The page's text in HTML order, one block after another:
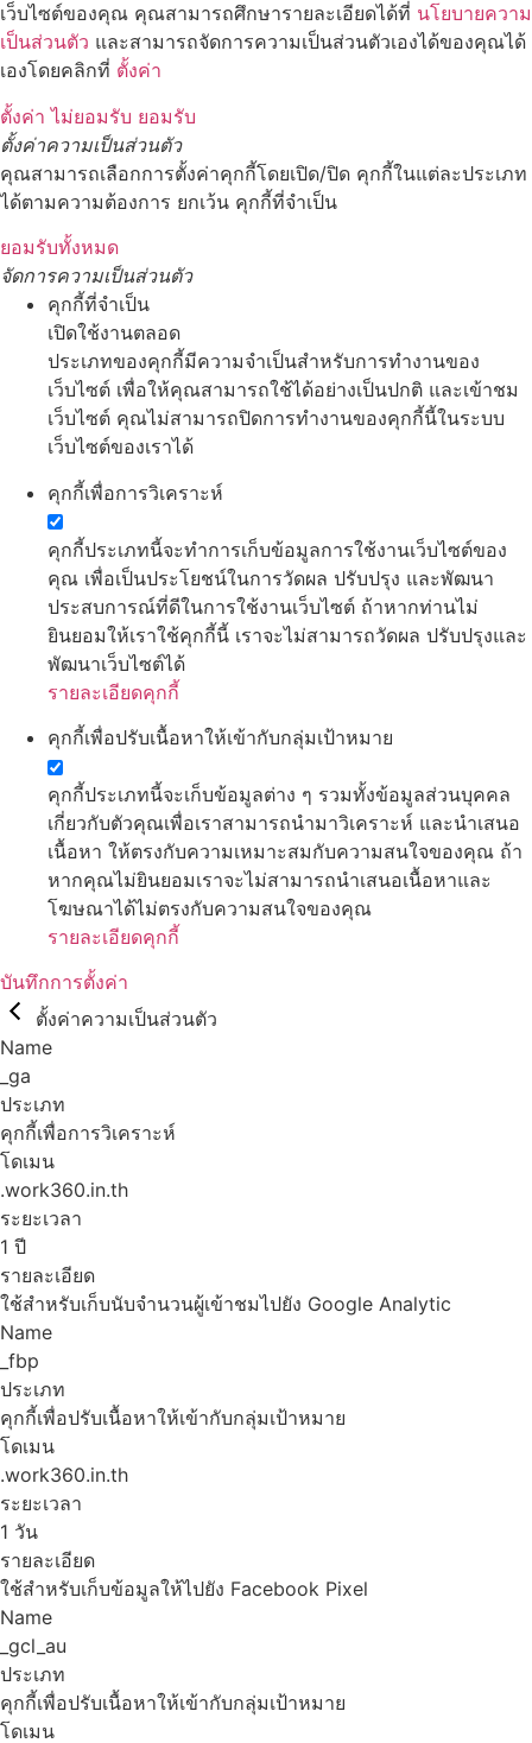
เว็บไซต์ของคุณ คุณสามารถศึกษารายละเอียดได้ที่ นโยบายความ
เป็นส่วนตัว และสามารถจัดการความเป็นส่วนตัวเองได้ของคุณได้
เองโดยคลิกที่ ตั้งค่า
ตั้งค่า ไม่ยอมรับ ยอมรับ
ตั้งค่าความเป็นส่วนตัว
คุณสามารถเลือกการตั้งค่าคุกกี้โดยเปิด/ปิด คุกกี้ในแต่ละประเภท
ได้ตามความต้องการ ยกเว้น คุกกี้ที่จำเป็น
ยอมรับทั้งหมด
จัดการความเป็นส่วนตัว
คุกกี้ที่จำเป็น
เปิดใช้งานตลอด
ประเภทของคุกกี้มีความจำเป็นสำหรับการทำงานของ
เว็บไซต์ เพื่อให้คุณสามารถใช้ได้อย่างเป็นปกติ และเข้าชม
เว็บไซต์ คุณไม่สามารถปิดการทำงานของคุกกี้นี้ในระบบ
เว็บไซต์ของเราได้
คุกกี้เพื่อการวิเคราะห์
คุกกี้ประเภทนี้จะทำการเก็บข้อมูลการใช้งานเว็บไซต์ของ
คุณ เพื่อเป็นประโยชน์ในการวัดผล ปรับปรุง และพัฒนา
ประสบการณ์ที่ดีในการใช้งานเว็บไซต์ ถ้าหากท่านไม่
ยินยอมให้เราใช้คุกกี้นี้ เราจะไม่สามารถวัดผล ปรับปรุงและ
พัฒนาเว็บไซต์ได้
รายละเอียดคุกกี้
คุกกี้เพื่อปรับเนื้อหาให้เข้ากับกลุ่มเป้าหมาย
คุกกี้ประเภทนี้จะเก็บข้อมูลต่าง ๆ รวมทั้งข้อมูลส่วนบุคคล
เกี่ยวกับตัวคุณเพื่อเราสามารถนำมาวิเคราะห์ และนำเสนอ
เนื้อหา ให้ตรงกับความเหมาะสมกับความสนใจของคุณ ถ้า
หากคุณไม่ยินยอมเราจะไม่สามารถนำเสนอเนื้อหาและ
โฆษณาได้ไม่ตรงกับความสนใจของคุณ
รายละเอียดคุกกี้
บันทึกการตั้งค่า
ตั้งค่าความเป็นส่วนตัว
Name
_ga
ประเภท
คุกกี้เพื่อการวิเคราะห์
โดเมน
.work360.in.th
ระยะเวลา
1 ปี
รายละเอียด
ใช้สำหรับเก็บนับจำนวนผู้เข้าชมไปยัง Google Analytic
Name
_fbp
ประเภท
คุกกี้เพื่อปรับเนื้อหาให้เข้ากับกลุ่มเป้าหมาย
โดเมน
.work360.in.th
ระยะเวลา
1 วัน
รายละเอียด
ใช้สำหรับเก็บข้อมูลให้ไปยัง Facebook Pixel
Name
_gcl_au
ประเภท
คุกกี้เพื่อปรับเนื้อหาให้เข้ากับกลุ่มเป้าหมาย
โดเมน